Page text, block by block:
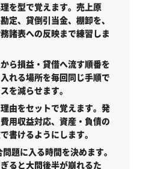
を型で覚えます。 売上原
定、貸倒引当金、棚卸を、
諸表への反映まで練習しま
ら損益・貸借へ流す順番を
れる場所を毎回同じ手順で
を減らせます。
由をセットで覚えます。 発
用収益対応、資産・負債の
書けるようにします。
題に入る時間を決めます。
ると大問後半が崩れるた